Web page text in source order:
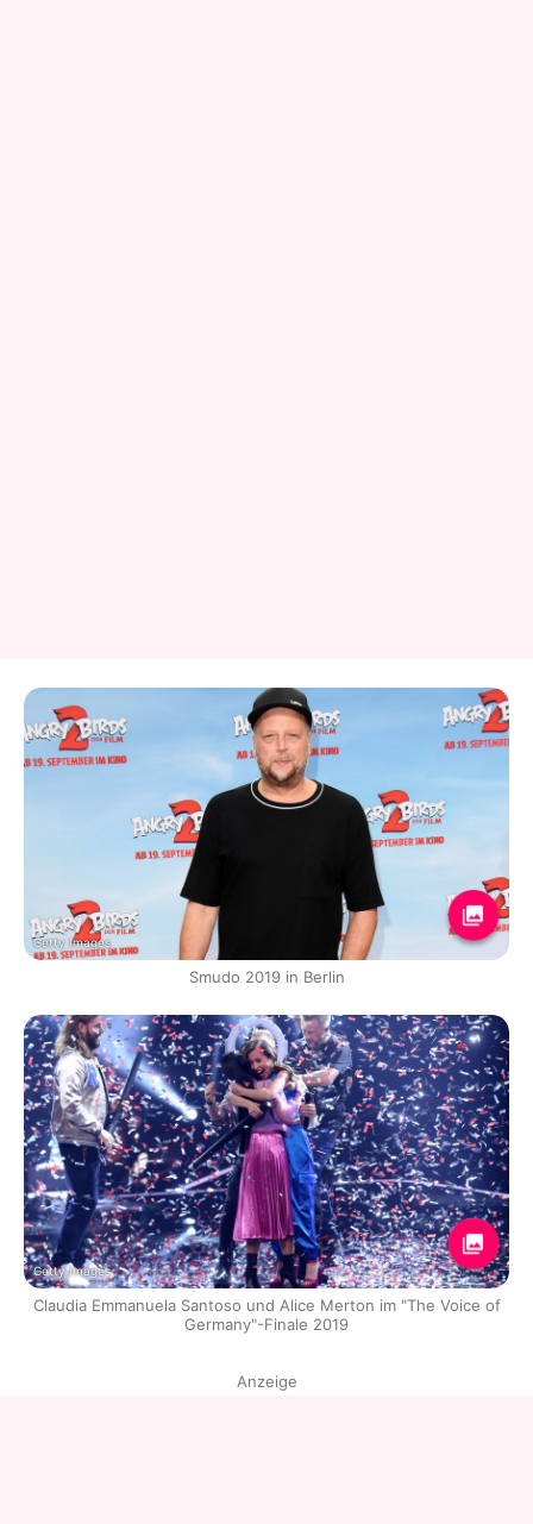
Getty Images
Smudo 2019 in Berlin
Getty Images
Claudia Emmanuela Santoso und Alice Merton im "The Voice of
Germany"-Finale 2019
Anzeige